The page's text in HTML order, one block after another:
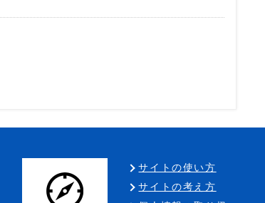
サイトの使い方
サイトの考え方